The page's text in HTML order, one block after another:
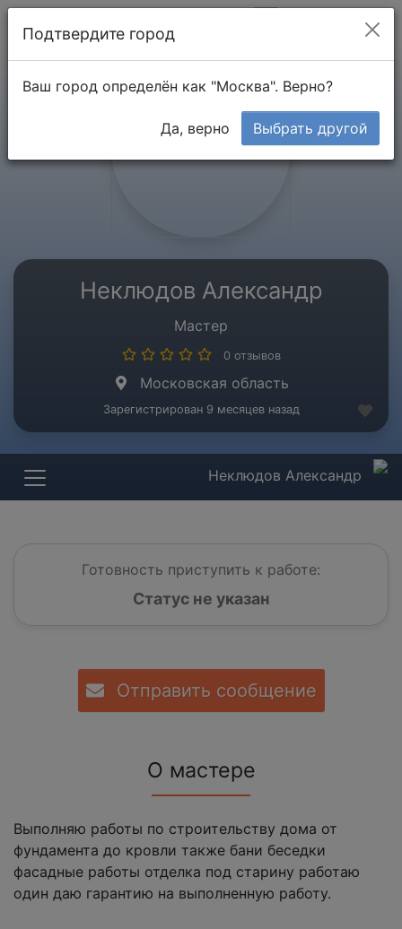
Неклюдов Александр
Мастер
0 отзывов
Московская область
Зарегистрирован 9 месяцев назад
Неклюдов Александр
Готовность приступить к работе:
Статус не указан
Отправить сообщение
О мастере
Выполняю работы по строительству дома от
фундамента до кровли также бани беседки
фасадные работы отделка под старину работаю
один даю гарантию на выполненную работу.
Подтвердите город
Ваш город определён как "Москва". Верно?
Да, верно Выбрать другой